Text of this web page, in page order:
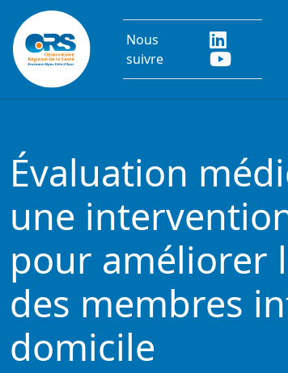
Aller au contenu principal
Nous
suivre
Évaluation
une
pour améliorer
des membres
domicile